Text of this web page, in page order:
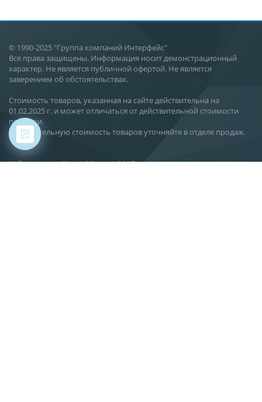
© 1990-2025 "Группа компаний Интерфейс"
Все права защищены. Информация носит демонстрационный
характер. Не является публичной офертой. Не является
заверением об обстоятельствах.
Стоимость товаров, указанная на сайте действительна на
01.02.2025 г. и может отличаться от действительной стоимости
поставки.
Действительную стоимость товаров уточняйте в отделе продаж.
Хабаровск, ул. Карла Маркса, 144 В